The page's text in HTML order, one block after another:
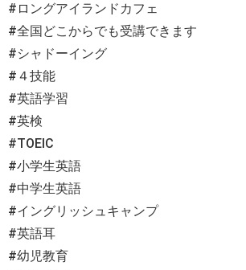
#ロングアイランドカフェ
#全国どこからでも受講できます
#シャドーイング
#４技能
#英語学習
#英検
#TOEIC
#小学生英語
#中学生英語
#イングリッシュキャンプ
#英語耳
#幼児教育